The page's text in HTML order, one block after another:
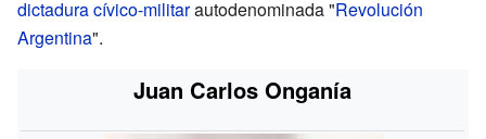
dictadura cívico-militarautodenominada "Revolución
Argentina".
Juan Carlos Onganía